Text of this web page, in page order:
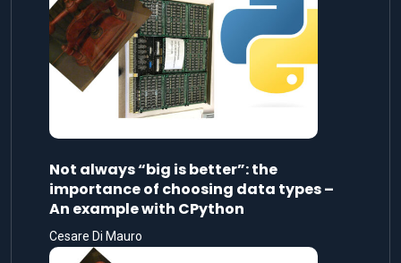
Not always “big is better”: the
importance of choosing data types –
An example with CPython
Cesare Di Mauro